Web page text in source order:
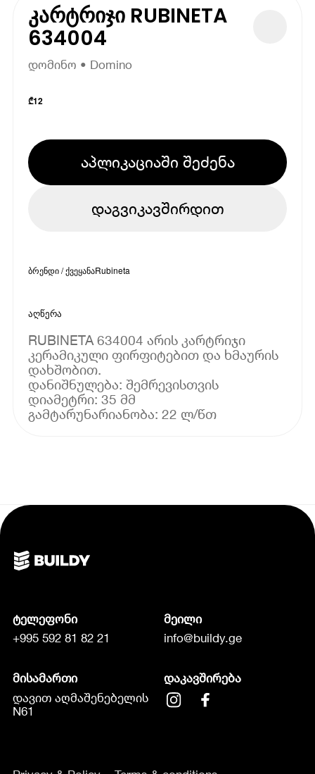
კარტრიჯი RUBINETA
634004
დომინო • Domino
₾12
აპლიკაციაში შეძენა
დაგვიკავშირდით
ბრენდი / ქვეყანაRubineta
აღწერა
RUBINETA 634004 არის კარტრიჯი
კერამიკული ფირფიტებით და ხმაურის
დახშობით.
დანიშნულება: შემრევისთვის
დიამეტრი: 35 მმ
გამტარუნარიანობა: 22 ლ/წთ
ტელეფონი
+995 592 81 82 21
მეილი
info@buildy.ge
მისამართი
დავით აღმაშენებელის
N61
დაკავშირება